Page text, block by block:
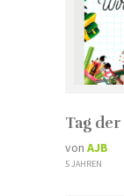
Tag
von AJB
5 JAHREN